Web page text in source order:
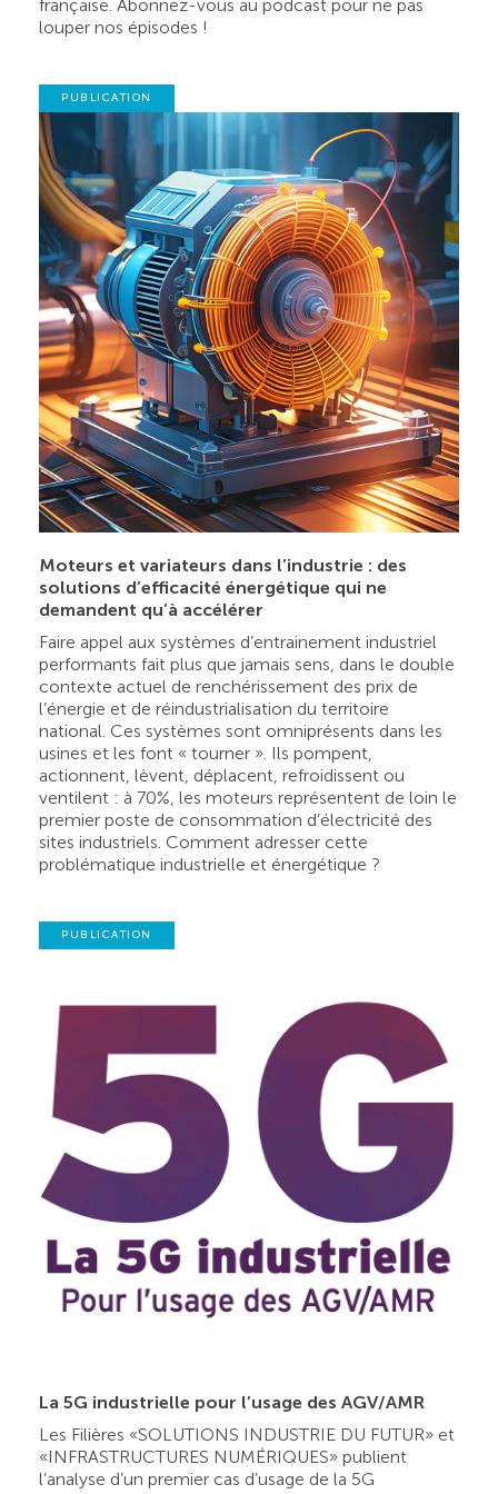
française. Abonnez-vous au podcast pour ne pas
louper nos épisodes !
PUBLICATION
Moteurs et variateurs dans l’industrie : des
solutions d’efficacité énergétique qui ne
demandent qu’à accélérer
Faire appel aux systèmes d’entrainement industriel
performants fait plus que jamais sens, dans le double
contexte actuel de renchérissement des prix de
l’énergie et de réindustrialisation du territoire
national. Ces systèmes sont omniprésents dans les
usines et les font « tourner ». Ils pompent,
actionnent, lèvent, déplacent, refroidissent ou
ventilent : à 70%, les moteurs représentent de loin le
premier poste de consommation d’électricité des
sites industriels. Comment adresser cette
problématique industrielle et énergétique ?
PUBLICATION
La 5G industrielle pour l’usage des AGV/AMR
Les Filières «SOLUTIONS INDUSTRIE DU FUTUR» et
«INFRASTRUCTURES NUMÉRIQUES» publient
l’analyse d’un premier cas d’usage de la 5G